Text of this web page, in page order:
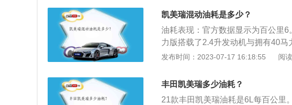
汽车外形，汽车的质量，汽车自身
空调，行车路况，车辆是否还处于
件：一般的车辆而言在其条件相同
挡，suv的油耗会稍大于轿车。
凯美瑞混动油耗是多少？
油耗表现：官方数据显示为百公里
力版搭载了2.4升发动机与拥有40
系统，在不同的行驶模式下，可让
普通版车型的差异，主要在前脸水
凯美瑞重新设计的中网和保险杠。
发布时间：2023-07-17 16:18:55 阅
丰田凯美瑞多少油耗？
21款丰田凯美瑞油耗是6L每百公里